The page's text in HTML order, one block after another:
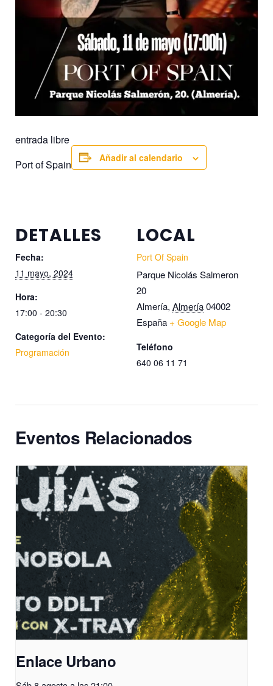
entrada libre
Port of Spain
Añadir al calendario
DETALLES
Fecha:
11 mayo, 2024
Hora:
17:00 - 20:30
Categoría del Evento:
Programación
LOCAL
Port Of Spain
Parque Nicolás Salmeron
20
Almería, Almería04002
España + Google Map
Teléfono
640 06 11 71
Eventos Relacionados
Enlace Urbano